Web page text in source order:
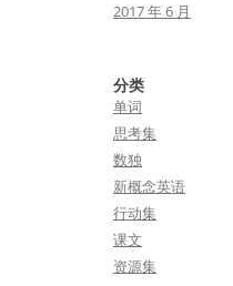
2017 年 6 月
分类
单词
思考集
数独
新概念英语
行动集
课文
资源集